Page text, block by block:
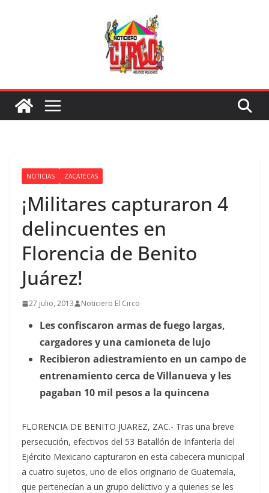
NOTICIAS ZACATECAS
¡Militares capturaron 4
delincuentes en
Florencia de Benito
Juárez!
27 julio, 2013 Noticiero El Circo
Les confiscaron armas de fuego largas,
cargadores y una camioneta de lujo
Recibieron adiestramiento en un campo de
entrenamiento cerca de Villanueva y les
pagaban 10 mil pesos a la quincena
FLORENCIA DE BENITO JUAREZ, ZAC.- Tras una breve
persecución, efectivos del 53 Batallón de Infantería del
Ejército Mexicano capturaron en esta cabecera municipal
a cuatro sujetos, uno de ellos originario de Guatemala,
que pertenecían a un grupo delictivo y a quienes se les